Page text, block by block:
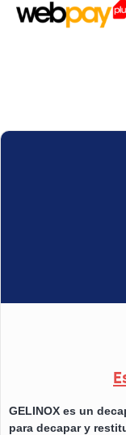
GELINOX es un
para decapar y